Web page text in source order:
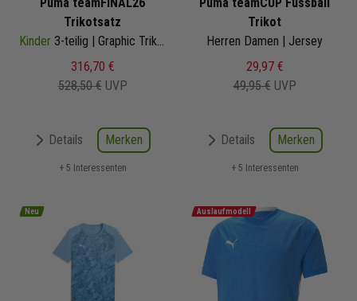
Trikotsatz
Kinder 3-teilig | Graphic Trikot Fussballshort Core Sockenstutzen | Fussball Trikot Set
316,70 €
528,50 € UVP
Details Merken
+ 5 Interessenten
Trikot
Herren Damen | Jersey
29,97 €
49,95 € UVP
Details Merken
+ 5 Interessenten
Neu Auslaufmodell